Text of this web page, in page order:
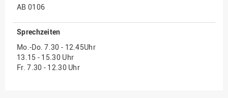
IT Service Center
Kommunikation und
Marketing
LearningCenter
Nachhaltigkeit
AB 0106
Sprechzeiten
Mo.-Do. 7.30 - 12.45Uhr
13.15 - 15.30 Uhr
Fr. 7.30 - 12.30 Uhr